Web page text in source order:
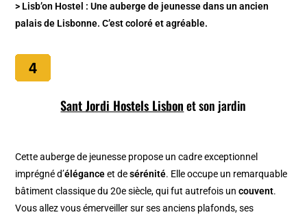
> Lisb’on Hostel : Une auberge de jeunesse dans un ancien
palais de Lisbonne. C’est coloré et agréable.
Sant Jordi Hostels Lisbonet son jardin
Cette auberge de jeunesse propose un cadre exceptionnel
imprégné d’éléganceet desérénité. Elle occupe un remarquable
bâtiment classique du 20e siècle, qui fut autrefois uncouvent.
Vous allez vous émerveiller sur ses anciens plafonds, ses